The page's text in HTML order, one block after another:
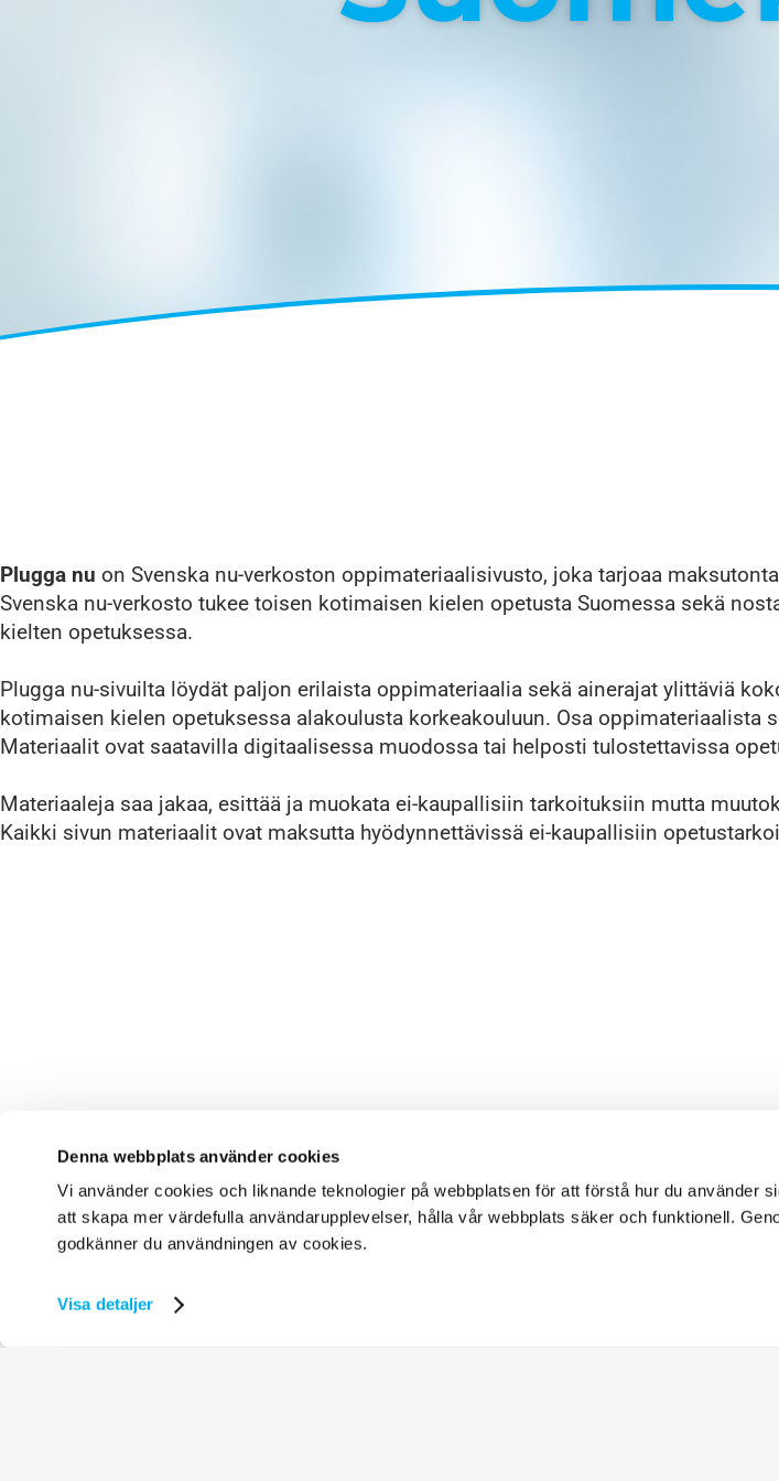
Denna webbplats använder cookies
Vi använder cookies och liknande teknologier på webbplatsen för att förstå hur du använder
att skapa mer värdefulla användarupplevelser, hålla vår webbplats säker och funktionell.
godkänner du användningen av cookies.
Visa detaljer
Plugga nu on Svenska nu-verkoston oppimateriaalisivusto, joka tarjoaa
Svenska nu-verkosto tukee toisen kotimaisen kielen opetusta Suomessa sekä
kielten opetuksessa.
Plugga nu-sivuilta löydät paljon erilaista oppimateriaalia sekä ainerajat ylittäviä
kotimaisen kielen opetuksessa alakoulusta korkeakouluun. Osa oppimateriaalista
Materiaalit ovat saatavilla digitaalisessa muodossa tai helposti tulostettavissa
Materiaaleja saa jakaa, esittää ja muokata ei-kaupallisiin tarkoituksiin mutta
Kaikki sivun materiaalit ovat maksutta hyödynnettävissä ei-kaupallisiin